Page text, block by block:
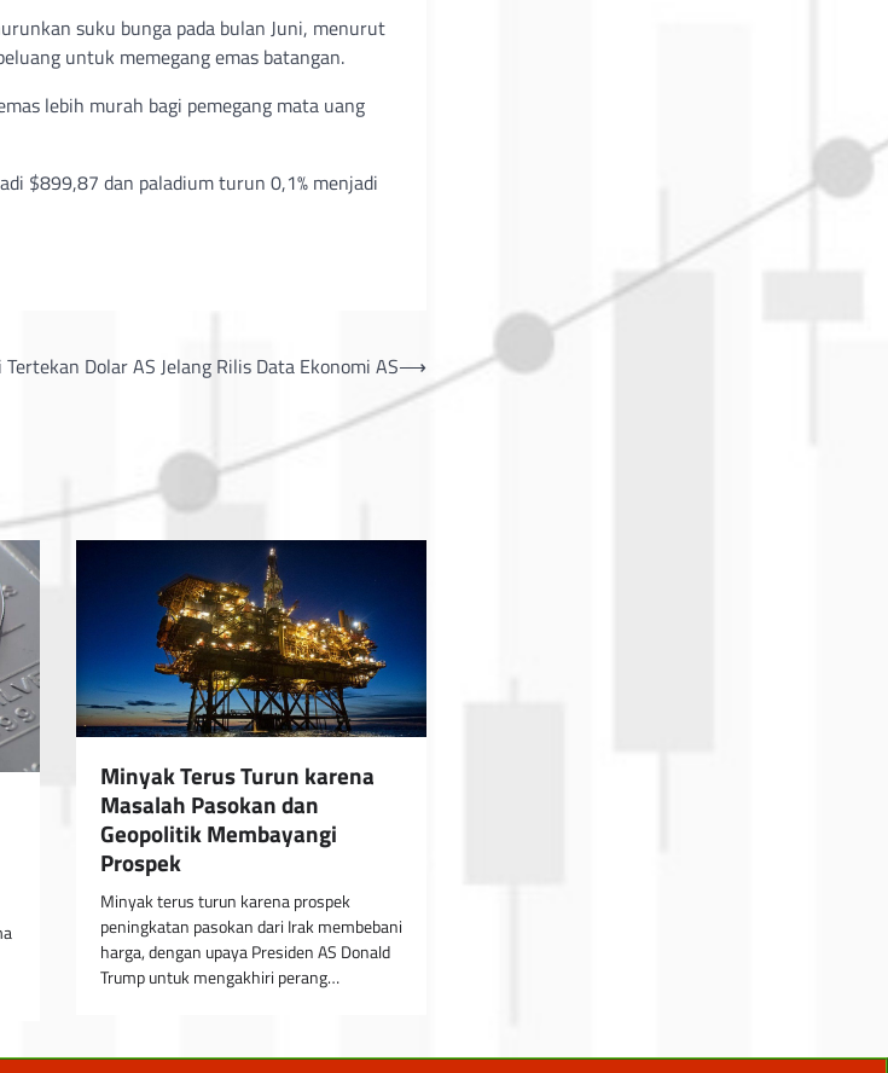
suku bunga pada bulan Juni, menurut
untuk memegang emas batangan.
lebih murah bagi pemegang mata uang
$899,87 dan paladium turun 0,1% menjadi
Dolar AS Jelang Rilis Data Ekonomi AS⟶
Minyak Terus Turun karena
Masalah Pasokan dan
Geopolitik Membayangi
Prospek
Minyak terus turun karena prospek
peningkatan pasokan dari Irak membebani
harga, dengan upaya Presiden AS Donald
Trump untuk mengakhiri perang…